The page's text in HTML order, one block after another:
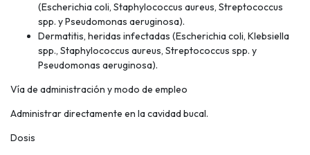
(Escherichia coli, Staphylococcus aureus, Streptococcus
spp. y Pseudomonas aeruginosa).
Dermatitis, heridas infectadas (Escherichia coli, Klebsiella
spp., Staphylococcus aureus, Streptococcus spp. y
Pseudomonas aeruginosa).
Vía de administración y modo de empleo
Administrar directamente en la cavidad bucal.
Dosis